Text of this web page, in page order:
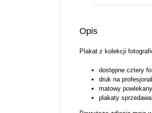
Opis
Plakat z kolekcji
dostępne cztery
druk na
matowy
plakaty